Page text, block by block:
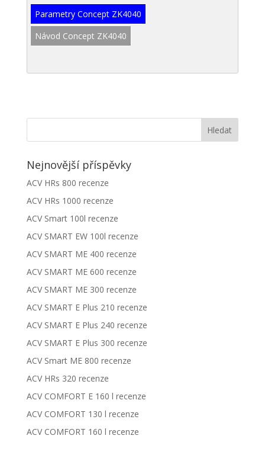
Parametry Concept ZK4040
Návod Concept ZK4040
Nejnovější příspěvky
ACV HRs 800 recenze
ACV HRs 1000 recenze
ACV Smart 100l recenze
ACV SMART EW 100l recenze
ACV SMART ME 400 recenze
ACV SMART ME 600 recenze
ACV SMART ME 300 recenze
ACV SMART E Plus 210 recenze
ACV SMART E Plus 240 recenze
ACV SMART E Plus 300 recenze
ACV Smart ME 800 recenze
ACV HRs 320 recenze
ACV COMFORT E 160 l recenze
ACV COMFORT 130 l recenze
ACV COMFORT 160 l recenze